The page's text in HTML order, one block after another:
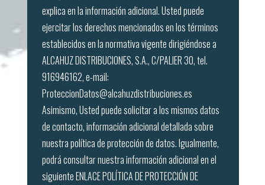
explica en la información adicional. Usted puede
ejercitar los derechos mencionados en los términos
establecidos en la normativa vigente dirigiéndose a
ALCAHUZ DISTRIBUCIONES, S.A., C/PALIER 30, tel.
916946162, e-mail:
ProteccionDatos@alcahuzdistribuciones.es
Asimismo, Usted puede solicitar a los mismos datos
de contacto, información adicional detallada sobre
nuestra política de protección de datos. Igualmente,
podrá consultar nuestra información adicional en el
siguiente ENLACEPOLÍTICA DE PROTECCIÓN DE